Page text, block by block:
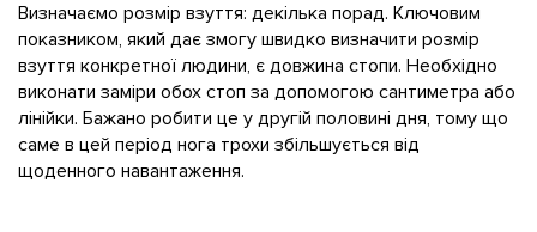
Визначаємо розмір взуття: декілька порад. Ключовим
показником, який дає змогу швидко визначити розмір
взуття конкретної людини, є довжина стопи. Необхідно
виконати заміри обох стоп за допомогою сантиметра або
лінійки. Бажано робити це у другій половині дня, тому що
саме в цей період нога трохи збільшується від
щоденного навантаження.